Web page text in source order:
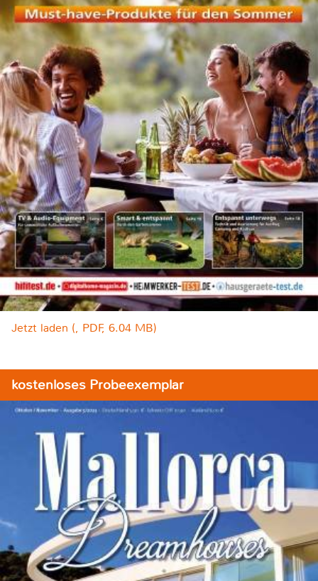
Jetzt laden (, PDF, 6.04 MB)
kostenloses Probeexemplar